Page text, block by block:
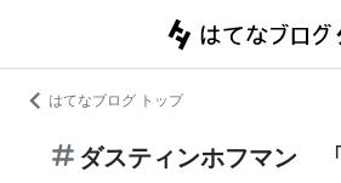
はてなブログ トップ
ダスティンホフマン 「